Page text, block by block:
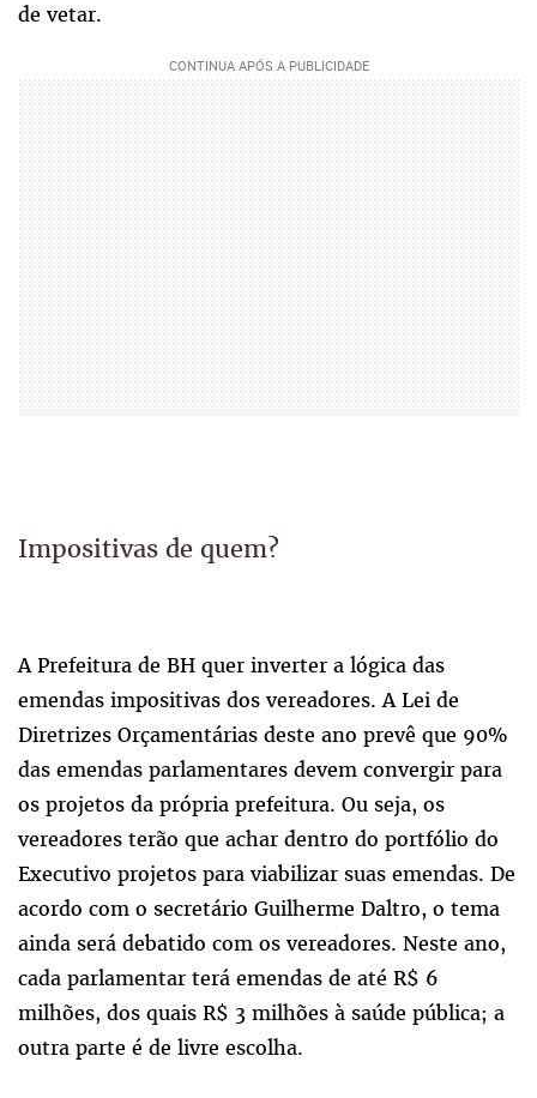
de vetar.
Impositivas de quem?
A Prefeitura de BH quer inverter a lógica das
emendas impositivas dos vereadores. A Lei de
Diretrizes Orçamentárias deste ano prevê que 90%
das emendas parlamentares devem convergir para
os projetos da própria prefeitura. Ou seja, os
vereadores terão que achar dentro do portfólio do
Executivo projetos para viabilizar suas emendas. De
acordo com o secretário Guilherme Daltro, o tema
ainda será debatido com os vereadores. Neste ano,
cada parlamentar terá emendas de até R$ 6
milhões, dos quais R$ 3 milhões à saúde pública; a
outra parte é de livre escolha.